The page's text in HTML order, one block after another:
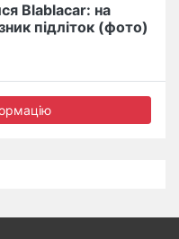
Blablacar: на
підліток (фото)